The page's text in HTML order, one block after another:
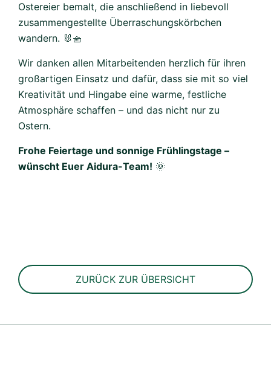
Ostereier bemalt, die anschließend in liebevoll
zusammengestellte Überraschungskörbchen
wandern. 🐰🧺
Wir danken allen Mitarbeitenden herzlich für ihren
großartigen Einsatz und dafür, dass sie mit so viel
Kreativität und Hingabe eine warme, festliche
Atmosphäre schaffen – und das nicht nur zu
Ostern.
Frohe Feiertage und sonnige Frühlingstage –
wünscht Euer Aidura-Team! 🌞
ZURÜCK ZUR ÜBERSICHT